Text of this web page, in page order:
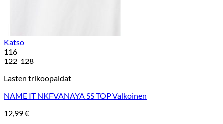
Katso
116
122-128
Lasten trikoopaidat
NAME IT NKFVANAYA SS TOP Valkoinen
12,99€